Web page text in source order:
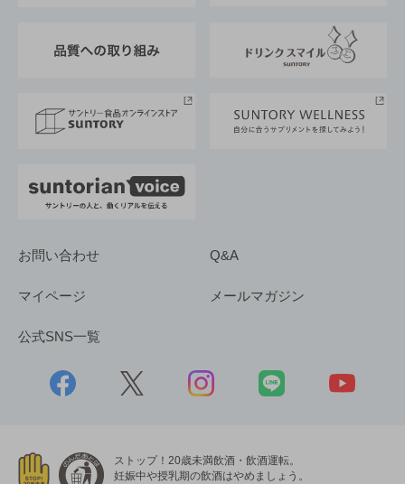
採用情報
お問い合わせ Q&A
マイページ メールマガジン
公式SNS一覧
ストップ！20歳未満飲酒・飲酒運転。
妊娠中や授乳期の飲酒はやめましょう。